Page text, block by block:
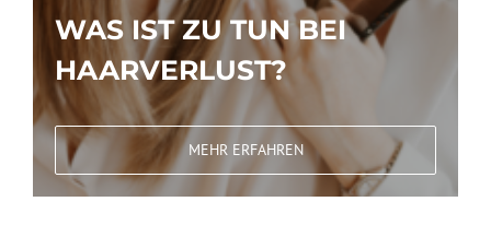
WAS IST ZU TUN BEI
HAARVERLUST?
MEHR ERFAHREN